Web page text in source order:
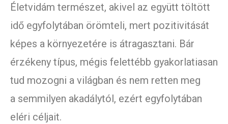
Életvidám természet, akivel az együtt töltött
idő egyfolytában örömteli, mert pozitivitását
képes a környezetére is átragasztani. Bár
érzékeny típus, mégis felettébb gyakorlatiasan
tud mozogni a világban és nem retten meg
a semmilyen akadálytól, ezért egyfolytában
eléri céljait.